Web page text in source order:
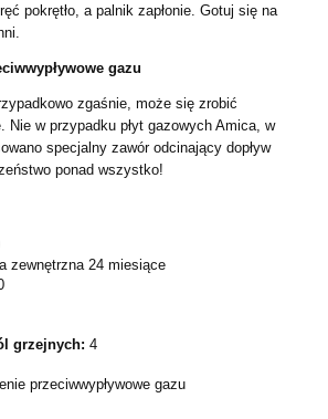
pokrętło, a palnik zapłonie. Gotuj się na
gazu
zgaśnie, może się zrobić
Nie w przypadku płyt gazowych Amica, w
specjalny zawór odcinający dopływ
ponad wszystko!
zewnętrzna 24 miesiące
grzejnych: 4
przeciwwypływowe gazu